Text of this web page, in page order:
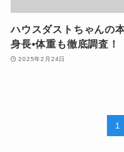
ハウスダストちゃんの
身長•体重も徹底調査！
2025年2月24日
1